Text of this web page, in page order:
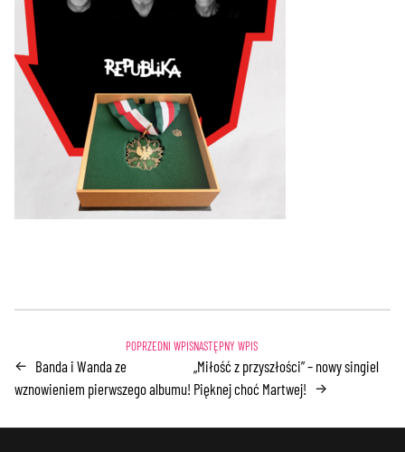
← Banda i Wanda ze
wznowieniem pierwszego albumu!
„Miłość z przyszłości” – nowy singiel
Pięknej choć Martwej! →